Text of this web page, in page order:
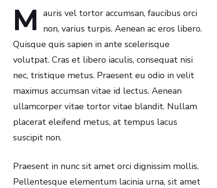
M auris vel tortor accumsan, faucibus orci
non, varius turpis. Aenean ac eros libero.
Quisque quis sapien in ante scelerisque
volutpat. Cras et libero iaculis, consequat nisi
nec, tristique metus. Praesent eu odio in velit
maximus accumsan vitae id lectus. Aenean
ullamcorper vitae tortor vitae blandit. Nullam
placerat eleifend metus, at tempus lacus
suscipit non.
Praesent in nunc sit amet orci dignissim mollis.
Pellentesque elementum lacinia urna, sit amet